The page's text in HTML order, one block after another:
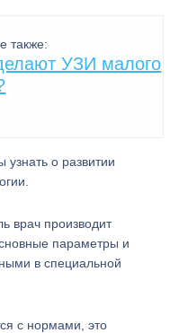
также:
УЗИ малого
узнать о развитии
врач производит
параметры и
в специальной
с нормами, это